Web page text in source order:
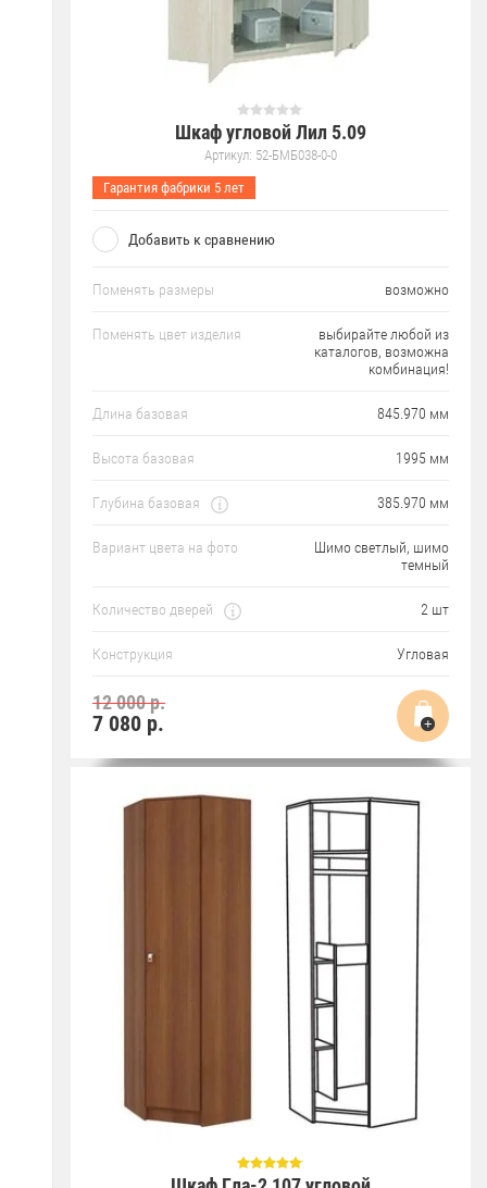
Шкаф угловой Лил 5.09
Артикул: 52-БМБ038-0-0
Гарантия фабрики 5 лет
Добавить к сравнению
Поменять размеры возможно
Поменять цвет изделия
выбирайте любой из
каталогов, возможна
комбинация!
Длина базовая 845.970 мм
Высота базовая 1995 мм
Глубина базовая 385.970 мм
Вариант цвета на фото
Шимо светлый, шимо
темный
Количество дверей 2 шт
Конструкция Угловая
12 000 р.
7 080р.